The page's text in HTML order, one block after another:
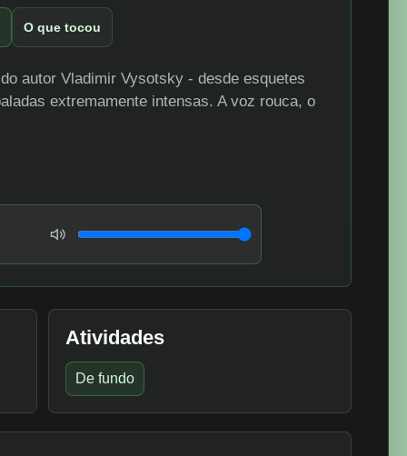
O que tocou
autor Vladimir Vysotsky - desde esquetes
extremamente intensas. A voz rouca, o
Volume
Atividades